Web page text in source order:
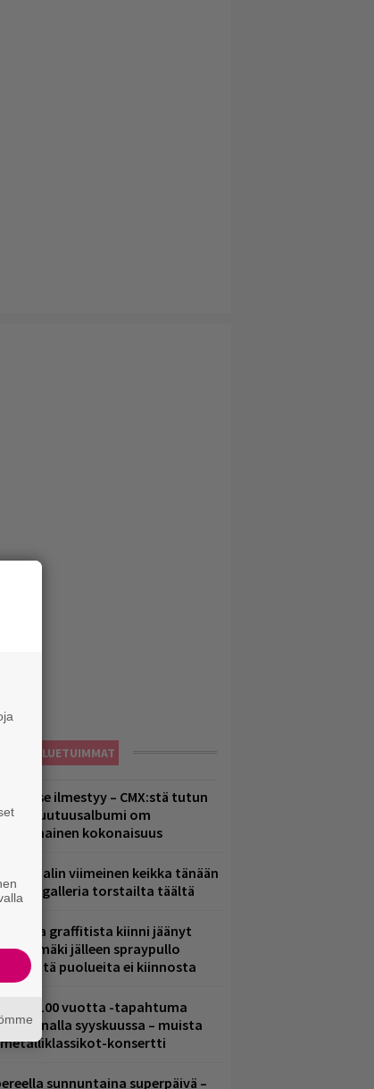
LUETUIMMAT
se ilmestyy – CMX:stä tutun
uutuusalbumi om
kokonaisuus
Normaalin viimeinen keikka tänään
kuvagalleria torstailta täältä
graffitista kiinni jäänyt
Arhinmäki jälleen spraypullo
– näitä puolueita ei kiinnosta
Yle 100 vuotta -tapahtuma
Arenalla syyskuussa – muista
konsertti
sunnuntaina superpäivä –